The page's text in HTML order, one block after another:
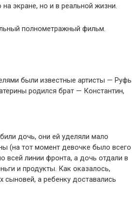
экране, но и в реальной жизни.
полнометражный фильм.
были известные артисты — Руфь
родился брат — Константин,
дочь, они ей уделяли мало
(на тот момент девочке было всего
всей линии фронта, а дочь отдали в
и продукты. Как оказалось,
сыновей, а ребенку доставались